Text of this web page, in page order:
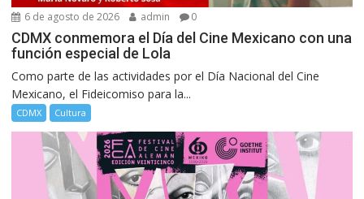
6 de agosto de 2026 admin 0
CDMX conmemora el Día del Cine Mexicano con una
función especial de Lola
Como parte de las actividades por el Día Nacional del Cine
Mexicano, el Fideicomiso para la...
CDMX Cultura